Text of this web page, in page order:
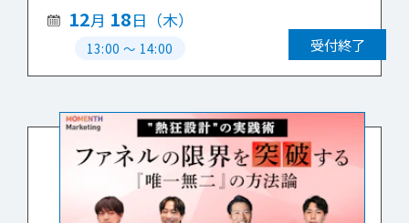
12月 18日（木）
13:00〜 14:00 受付終了